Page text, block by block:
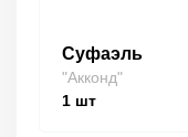
Суфаэль
"Акконд"
1 шт